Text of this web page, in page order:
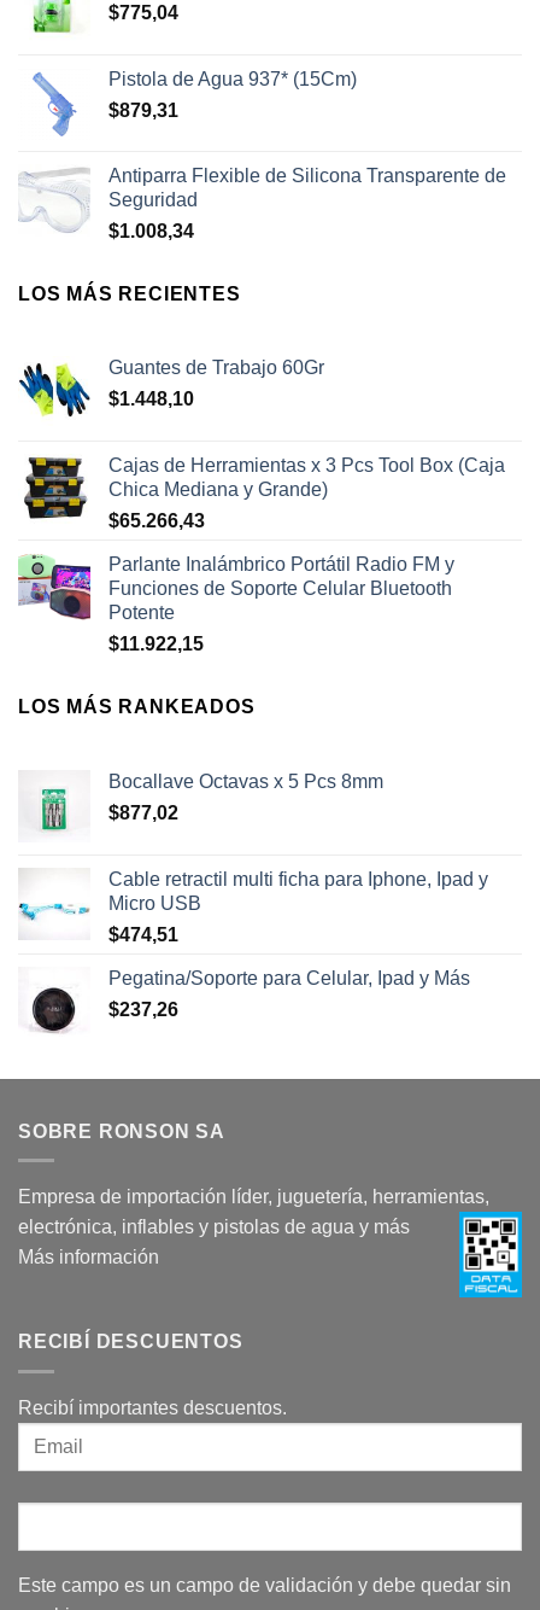
$775,04
Pistola de Agua 937* (15Cm)
$879,31
Antiparra Flexible de Silicona Transparente de
Seguridad
$1.008,34
LOS MÁS RECIENTES
Guantes de Trabajo 60Gr
$1.448,10
Cajas de Herramientas x 3 Pcs Tool Box (Caja
Chica Mediana y Grande)
$65.266,43
Parlante Inalámbrico Portátil Radio FM y
Funciones de Soporte Celular Bluetooth
Potente
$11.922,15
LOS MÁS RANKEADOS
Bocallave Octavas x 5 Pcs 8mm
$877,02
Cable retractil multi ficha para Iphone, Ipad y
Micro USB
$474,51
Pegatina/Soporte para Celular, Ipad y Más
$237,26
SOBRE RONSON SA
Empresa de importación líder, juguetería, herramientas,
electrónica, inflables y pistolas de agua y más
Más información
RECIBÍ DESCUENTOS
Recibí importantes descuentos.
Este campo es un campo de validación y debe quedar sin